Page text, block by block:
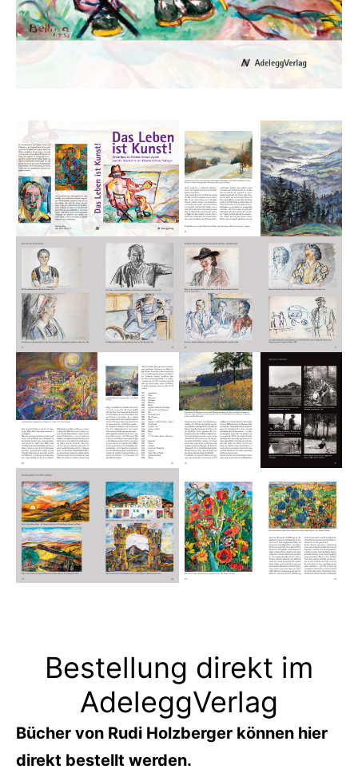
Bestellung direkt im
AdeleggVerlag
Bücher von Rudi Holzberger können hier
direkt bestellt werden.